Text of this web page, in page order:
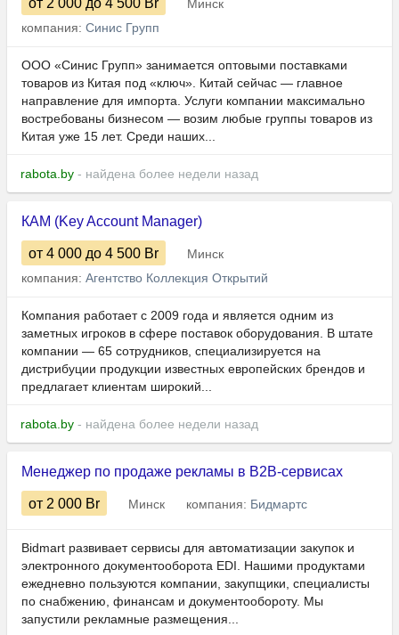
от 2 000 до 4 500 Br
Минск
компания: Синис Групп
ООО «Синис Групп» занимается оптовыми поставками
товаров из Китая под «ключ». Китай сейчас — главное
направление для импорта. Услуги компании максимально
востребованы бизнесом — возим любые группы товаров из
Китая уже 15 лет. Среди наших...
rabota.by - найдена более недели назад
КАМ (Key Account Manager)
от 4 000 до 4 500 Br
Минск
компания: Агентство Коллекция Открытий
Компания работает с 2009 года и является одним из
заметных игроков в сфере поставок оборудования. В штате
компании — 65 сотрудников, специализируется на
дистрибуции продукции известных европейских брендов и
предлагает клиентам широкий...
rabota.by - найдена более недели назад
Менеджер по продаже рекламы в B2B-сервисах
от 2 000 Br Минск компания: Бидмартс
Bidmart развивает сервисы для автоматизации закупок и
электронного документооборота EDI. Нашими продуктами
ежедневно пользуются компании, закупщики, специалисты
по снабжению, финансам и документообороту. Мы
запустили рекламные размещения...